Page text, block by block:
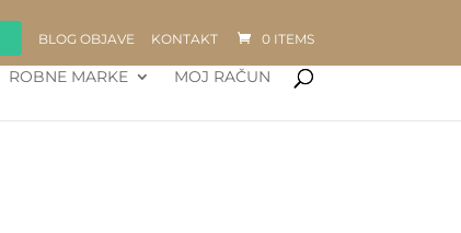
BLOG OBJAVE KONTAKT 0 ITEMS
ROBNE MARKE MOJ RAČUN